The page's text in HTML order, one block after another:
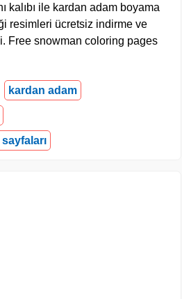
kalıbı ile kardan adam boyama
resimleri ücretsiz indirme ve
Free snowman coloring pages
kardan adam